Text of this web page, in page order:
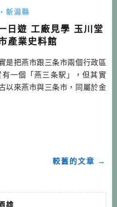
新潟縣
日遊 工廠見學 玉川堂
產業史料館
是把燕市跟三条市兩個行政區
一個「燕三条駅」，但其實
以來燕市與三条市，同屬於金
說，居住於「燕市」主要是金
較舊的文章 →
雄